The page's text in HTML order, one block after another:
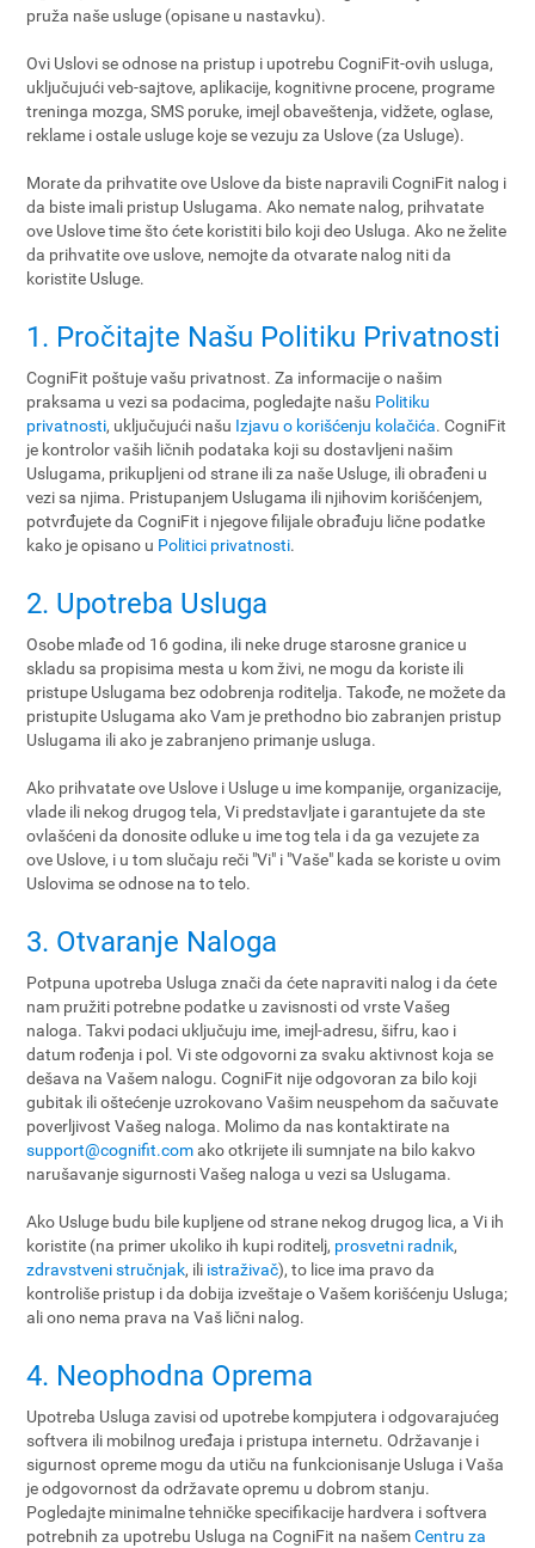
pruža naše usluge (opisane u nastavku).
Ovi Uslovi se odnose na pristup i upotrebu CogniFit-ovih usluga,
uključujući veb-sajtove, aplikacije, kognitivne procene, programe
treninga mozga, SMS poruke, imejl obaveštenja, vidžete, oglase,
reklame i ostale usluge koje se vezuju za Uslove (za Usluge).
Morate da prihvatite ove Uslove da biste napravili CogniFit nalog i
da biste imali pristup Uslugama. Ako nemate nalog, prihvatate
ove Uslove time što ćete koristiti bilo koji deo Usluga. Ako ne želite
da prihvatite ove uslove, nemojte da otvarate nalog niti da
koristite Usluge.
1. Pročitajte Našu Politiku Privatnosti
CogniFit poštuje vašu privatnost. Za informacije o našim
praksama u vezi sa podacima, pogledajte našu Politiku
privatnosti, uključujući našu Izjavu o korišćenju kolačića. CogniFit
je kontrolor vaših ličnih podataka koji su dostavljeni našim
Uslugama, prikupljeni od strane ili za naše Usluge, ili obrađeni u
vezi sa njima. Pristupanjem Uslugama ili njihovim korišćenjem,
potvrđujete da CogniFit i njegove filijale obrađuju lične podatke
kako je opisano u Politici privatnosti.
2. Upotreba Usluga
Osobe mlađe od 16 godina, ili neke druge starosne granice u
skladu sa propisima mesta u kom živi, ne mogu da koriste ili
pristupe Uslugama bez odobrenja roditelja. Takođe, ne možete da
pristupite Uslugama ako Vam je prethodno bio zabranjen pristup
Uslugama ili ako je zabranjeno primanje usluga.
Ako prihvatate ove Uslove i Usluge u ime kompanije, organizacije,
vlade ili nekog drugog tela, Vi predstavljate i garantujete da ste
ovlašćeni da donosite odluke u ime tog tela i da ga vezujete za
ove Uslove, i u tom slučaju reči "Vi" i "Vaše" kada se koriste u ovim
Uslovima se odnose na to telo.
3. Otvaranje Naloga
Potpuna upotreba Usluga znači da ćete napraviti nalog i da ćete
nam pružiti potrebne podatke u zavisnosti od vrste Vašeg
naloga. Takvi podaci uključuju ime, imejl-adresu, šifru, kao i
datum rođenja i pol. Vi ste odgovorni za svaku aktivnost koja se
dešava na Vašem nalogu. CogniFit nije odgovoran za bilo koji
gubitak ili oštećenje uzrokovano Vašim neuspehom da sačuvate
poverljivost Vašeg naloga. Molimo da nas kontaktirate na
support@cognifit.comako otkrijete ili sumnjate na bilo kakvo
narušavanje sigurnosti Vašeg naloga u vezi sa Uslugama.
Ako Usluge budu bile kupljene od strane nekog drugog lica, a Vi ih
koristite (na primer ukoliko ih kupi roditelj, prosvetni radnik,
zdravstveni stručnjak, ili istraživač), to lice ima pravo da
kontroliše pristup i da dobija izveštaje o Vašem korišćenju Usluga;
ali ono nema prava na Vaš lični nalog.
4. Neophodna Oprema
Upotreba Usluga zavisi od upotrebe kompjutera i odgovarajućeg
softvera ili mobilnog uređaja i pristupa internetu. Održavanje i
sigurnost opreme mogu da utiču na funkcionisanje Usluga i Vaša
je odgovornost da održavate opremu u dobrom stanju.
Pogledajte minimalne tehničke specifikacije hardvera i softvera
potrebnih za upotrebu Usluga na CogniFit na našemCentru za